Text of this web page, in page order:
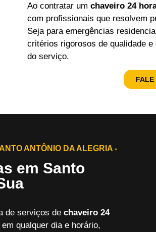
Ao contratar um chaveiro 24
com profissionais que resolvem
Seja para emergências
critérios rigorosos de qualidade
do serviço.
FALE
ANTÔNIO DA ALEGRIA -
em Santo
de serviços de chaveiro 24
qualquer dia e horário,